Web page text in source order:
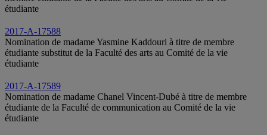
étudiante
2017-A-17588
Nomination de madame Yasmine Kaddouri à titre de membre
étudiante substitut de la Faculté des arts au Comité de la vie
étudiante
2017-A-17589
Nomination de madame Chanel Vincent-Dubé à titre de membre
étudiante de la Faculté de communication au Comité de la vie
étudiante